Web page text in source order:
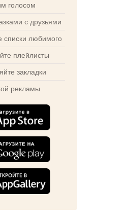
голосом
с друзьями
списки любимого
плейлисты
закладки
рекламы